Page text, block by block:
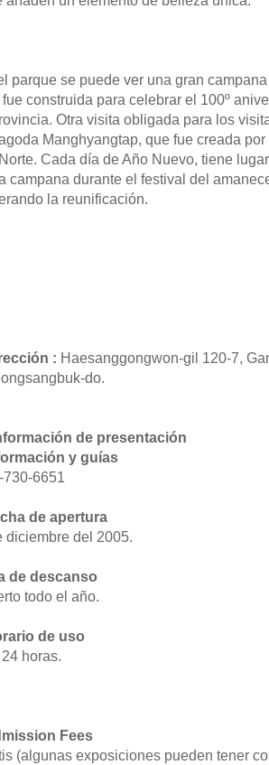
parque se puede ver una gran
construida para celebrar el 100º
Otra visita obligada para los
Manghyangtap, que fue creada
Cada día de Año Nuevo, tiene
campana durante el festival del
la reunificación.
: Haesanggongwon-gil 120-7,
do.
de presentación
y guías
730-6651
de apertura
diciembre del 2005.
de descanso
todo el año.
de uso
horas.
Fees
(algunas exposiciones pueden tener